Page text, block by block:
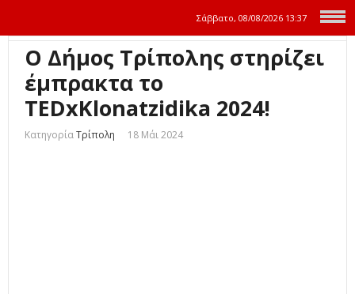
Σάββατο, 08/08/2026 13:37
Ο Δήμος Τρίπολης στηρίζει
έμπρακτα το
TEDxKlonatzidika 2024!
ΚατηγορίαΤρίπολη 18 Μάι 2024